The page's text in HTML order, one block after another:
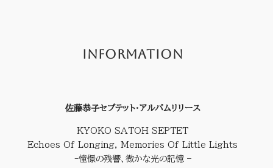
INFORMATION
佐藤恭子セプテット・アルバムリリース
KYOKO SATOH SEPTET
Echoes Of Longing, Memories Of Little Lights
-憧憬の残響、微かな光の記憶 –